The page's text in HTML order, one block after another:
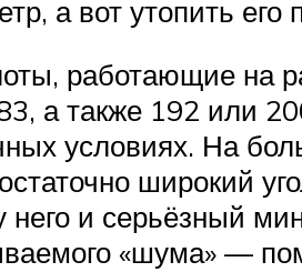
а вот утопить
работающие на
а также 192 или
условиях. На
широкий
него и серьёзный
«шума» —